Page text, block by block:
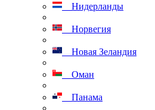
Нидерланды
Норвегия
Новая Зеландия
Оман
Панама